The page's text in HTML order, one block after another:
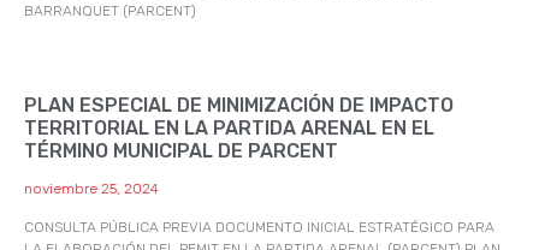
BARRANQUET (PARCENT)
PLAN ESPECIAL DE MINIMIZACIÓN DE IMPACTO
TERRITORIAL EN LA PARTIDA ARENAL EN EL
TÉRMINO MUNICIPAL DE PARCENT
noviembre 25, 2024
CONSULTA PÚBLICA PREVIA DOCUMENTO INICIAL ESTRATÉGICO PARA